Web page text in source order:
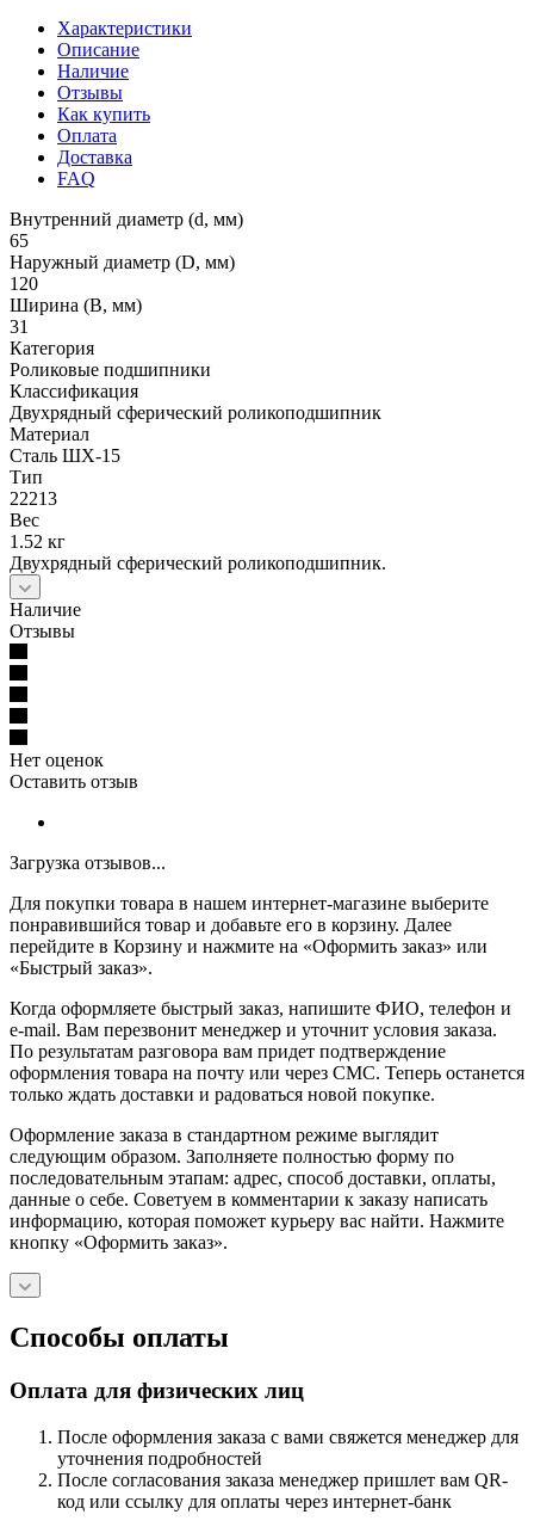
Характеристики
Описание
Наличие
Отзывы
Как купить
Оплата
Доставка
FAQ
Внутренний диаметр (d, мм)
65
Наружный диаметр (D, мм)
120
Ширина (B, мм)
31
Категория
Роликовые подшипники
Классификация
Двухрядный сферический роликоподшипник
Материал
Сталь ШХ-15
Тип
22213
Вес
1.52 кг
Двухрядный сферический роликоподшипник.
Наличие
Отзывы
Нет оценок
Оставить отзыв
Загрузка отзывов...
Для покупки товара в нашем интернет-магазине выберите
понравившийся товар и добавьте его в корзину. Далее
перейдите в Корзину и нажмите на «Оформить заказ» или
«Быстрый заказ».
Когда оформляете быстрый заказ, напишите ФИО, телефон и
e-mail. Вам перезвонит менеджер и уточнит условия заказа.
По результатам разговора вам придет подтверждение
оформления товара на почту или через СМС. Теперь останется
только ждать доставки и радоваться новой покупке.
Оформление заказа в стандартном режиме выглядит
следующим образом. Заполняете полностью форму по
последовательным этапам: адрес, способ доставки, оплаты,
данные о себе. Советуем в комментарии к заказу написать
информацию, которая поможет курьеру вас найти. Нажмите
кнопку «Оформить заказ».
Способы оплаты
Оплата для физических лиц
После оформления заказа с вами свяжется менеджер для
уточнения подробностей
После согласования заказа менеджер пришлет вам QR-
код или ссылку для оплаты через интернет-банк